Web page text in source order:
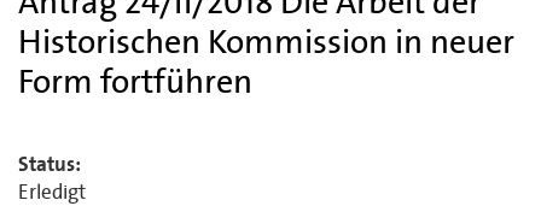
Historischen Kommission in neuer
Form fortführen
Status:
Erledigt